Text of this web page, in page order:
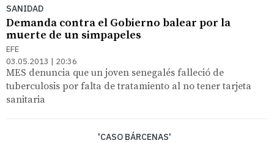
SANIDAD
Demanda contra el Gobierno balear por la
muerte de un simpapeles
EFE
03.05.2013 | 20:36
MES denuncia que un joven senegalés falleció de
tuberculosis por falta de tratamiento al no tener tarjeta
sanitaria
'CASO BÁRCENAS'